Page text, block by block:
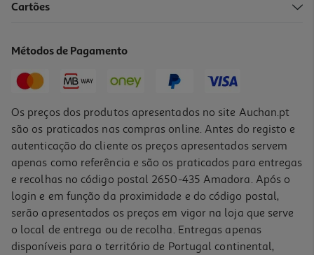
Price reduced from
32,99 €to
Promoção
Cartões
Métodos de Pagamento
Os preços dos produtos apresentados no site Auchan.pt
são os praticados nas compras online. Antes do registo e
autenticação do cliente os preços apresentados servem
apenas como referência e são os praticados para entregas
e recolhas no código postal 2650-435 Amadora. Após o
login e em função da proximidade e do código postal,
serão apresentados os preços em vigor na loja que serve
o local de entrega ou de recolha. Entregas apenas
disponíveis para o território de Portugal continental,